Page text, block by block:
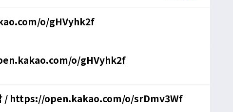
o/gHVyhk2f
o/gHVyhk2f
작 / https://open.kakao.com/o/srDmv3Wf